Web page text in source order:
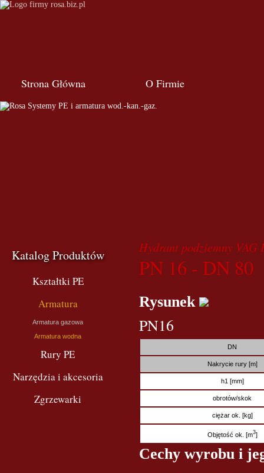
Strona Główna O Firmie
Katalog Produktów
Kształtki PE
Armatura
Armatura gazowa
Armatura wodna
Rury PE
Narzędzia i akcesoria
Zgrzewarki
Hydrant podziemny
PN 16 - DN 80
Rysunek
PN16
DN
Nakrycie rury [m]
h1 [mm]
obrotów/skok
ciężar ok. [kg]
Objętość ok. [m3]
Cechy wyrobu i